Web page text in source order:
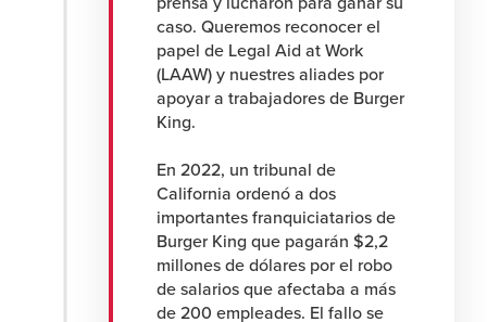
caso. Queremos reconocer el
papel de Legal Aid at Work
(LAAW) y nuestres aliades por
apoyar a trabajadores de Burger
King.
En 2022, un tribunal de
California ordenó a dos
importantes franquiciatarios de
Burger King que pagarán $2,2
millones de dólares por el robo
de salarios que afectaba a más
de 200 empleades. El fallo se